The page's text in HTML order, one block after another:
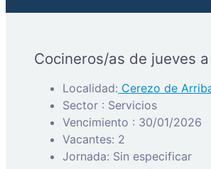
Cocineros/as de jueves
Localidad: Cerezo de
Sector : Servicios
Vencimiento : 30/01/2026
Vacantes: 2
Jornada: Sin especificar